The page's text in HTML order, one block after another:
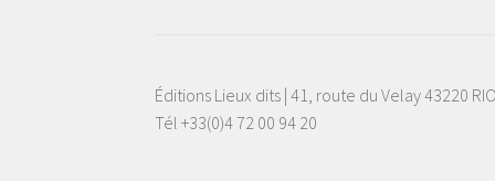
Éditions Lieux dits | 41, route du Velay 43220
Tél +33(0)4 72 00 94 20